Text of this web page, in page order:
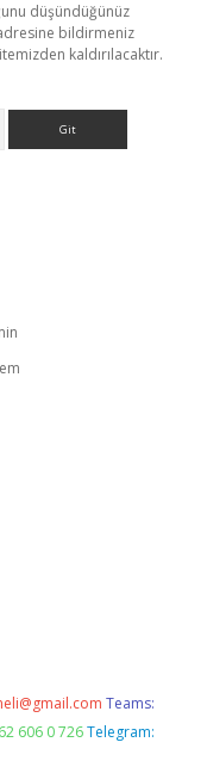
düşündüğünüz
bildirmeniz
kaldırılacaktır.
Teams:
606 0 726 Telegram: